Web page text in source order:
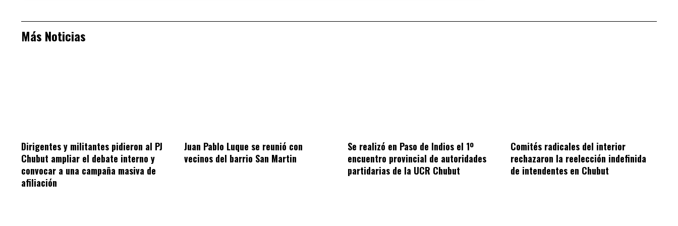
Más Noticias
Dirigentes y militantes pidieron al PJ
Chubut ampliar el debate interno y
convocar a una campaña masiva de
afiliación
Juan Pablo Luque se reunió con
vecinos del barrio San Martin
Se realizó en Paso de Indios el 1º
encuentro provincial de autoridades
partidarias de la UCR Chubut
Comités radicales del interior
rechazaron la reelección indefinida
de intendentes en Chubut